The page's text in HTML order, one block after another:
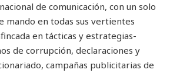
de comunicación, con un solo
mando en todas sus vertientes
en tácticas y estrategias-
de corrupción, declaraciones y
campañas publicitarias de